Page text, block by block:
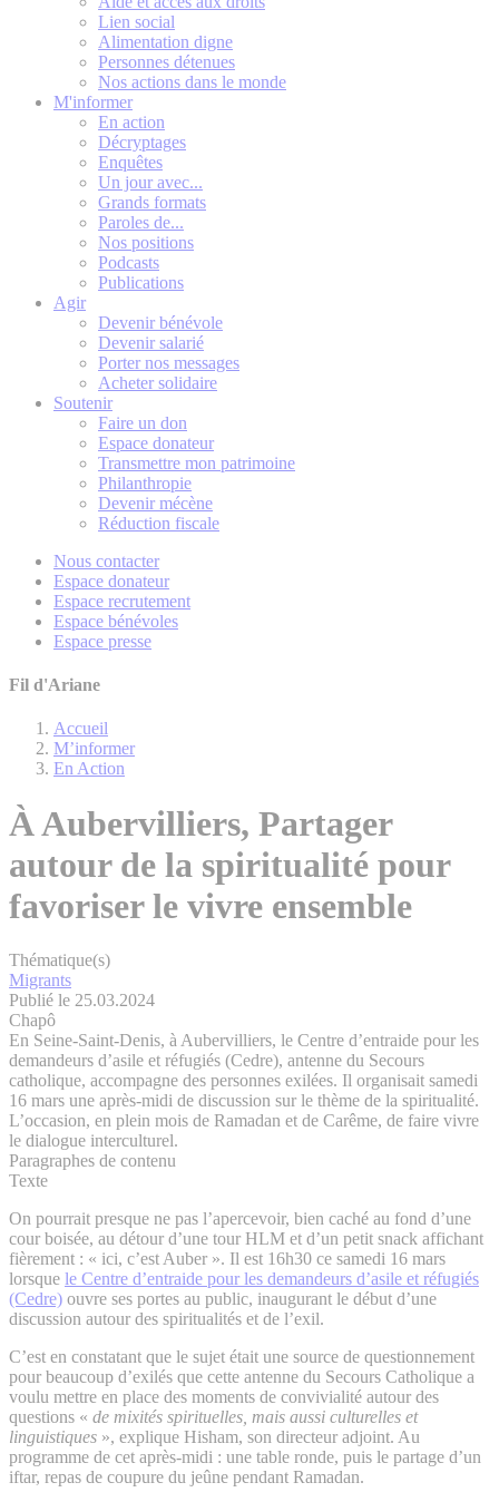
Lien social
Alimentation digne
Personnes détenues
Nos actions dans le monde
M'informer
En action
Décryptages
Enquêtes
Un jour avec...
Grands formats
Paroles de...
Nos positions
Podcasts
Publications
Agir
Devenir bénévole
Devenir salarié
Porter nos messages
Acheter solidaire
Soutenir
Faire un don
Espace donateur
Transmettre mon patrimoine
Philanthropie
Devenir mécène
Réduction fiscale
Nous contacter
Espace donateur
Espace recrutement
Espace bénévoles
Espace presse
Fil d'Ariane
Accueil
M’informer
En Action
À Aubervilliers, Partager
autour de la spiritualité pour
favoriser le vivre ensemble
Thématique(s)
Migrants
Publié le 25.03.2024
Chapô
En Seine-Saint-Denis, à Aubervilliers, le Centre d’entraide pour les
demandeurs d’asile et réfugiés (Cedre), antenne du Secours
catholique, accompagne des personnes exilées. Il organisait samedi
16 mars une après-midi de discussion sur le thème de la spiritualité.
L’occasion, en plein mois de Ramadan et de Carême, de faire vivre
le dialogue interculturel.
Paragraphes de contenu
Texte
On pourrait presque ne pas l’apercevoir, bien caché au fond d’une
cour boisée, au détour d’une tour HLM et d’un petit snack affichant
fièrement : « ici, c’est Auber ». Il est 16h30 ce samedi 16 mars
lorsque le Centre d’entraide pour les demandeurs d’asile et réfugiés
(Cedre) ouvre ses portes au public, inaugurant le début d’une
discussion autour des spiritualités et de l’exil.
C’est en constatant que le sujet était une source de questionnement
pour beaucoup d’exilés que cette antenne du Secours Catholique a
voulu mettre en place des moments de convivialité autour des
questions « de mixités spirituelles, mais aussi culturelles et
linguistiques », explique Hisham, son directeur adjoint. Au
programme de cet après-midi : une table ronde, puis le partage d’un
iftar, repas de coupure du jeûne pendant Ramadan.